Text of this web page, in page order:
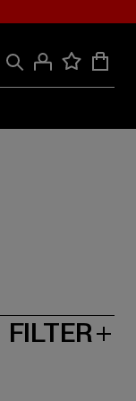
FILTER